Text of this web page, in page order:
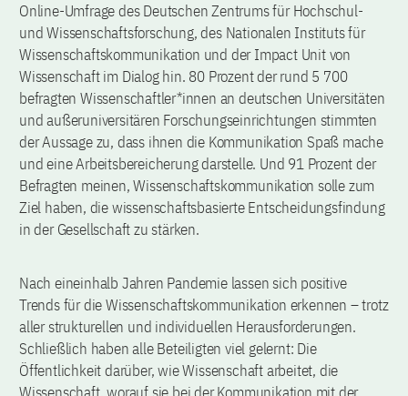
Online-Umfrage des Deutschen Zentrums für Hochschul-
und Wissenschaftsforschung, des Nationalen Instituts für
Wissenschaftskommunikation und der Impact Unit von
Wissenschaft im Dialog hin. 80 Prozent der rund 5 700
befragten Wissenschaftler*innen an deutschen Universitäten
und außeruniversitären Forschungseinrichtungen stimmten
der Aussage zu, dass ihnen die Kommunikation Spaß mache
und eine Arbeitsbereicherung darstelle. Und 91 Prozent der
Befragten meinen, Wissenschaftskommunikation solle zum
Ziel haben, die wissenschaftsbasierte Entscheidungsfindung
in der Gesellschaft zu stärken.
Nach eineinhalb Jahren Pandemie lassen sich positive
Trends für die Wissenschaftskommunikation erkennen – trotz
aller strukturellen und individuellen Herausforderungen.
Schließlich haben alle Beteiligten viel gelernt: Die
Öffentlichkeit darüber, wie Wissenschaft arbeitet, die